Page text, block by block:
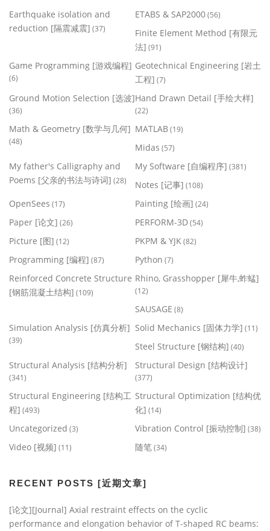
Earthquake isolation and
reduction [隔震减震] (37)
ETABS & SAP2000(56)
Finite Element Method [有限元
法] (91)
Game Programming [游戏编程]
(6)
Geotechnical Engineering [岩土
工程] (7)
Ground Motion Selection [选波]
(36)
Hand Drawn Detail [手绘大样]
(22)
Math & Geometry [数学与几何]
(48)
MATLAB(19)
Midas (57)
My father's Calligraphy and
Poems [父亲的书法与诗词] (28)
My Software [自编程序] (381)
Notes [记事] (108)
OpenSees (17) Painting [绘画] (24)
Paper [论文] (26) PERFORM-3D(54)
Picture [图] (12) PKPM & YJK(82)
Programming [编程] (87) Python (7)
Reinforced Concrete Structure
[钢筋混凝土结构] (109)
Rhino, Grasshopper [犀牛,蚱蜢]
(12)
SAUSAGE (8)
Simulation Analysis [仿真分析]
(39)
Solid Mechanics [固体力学] (11)
Steel Structure [钢结构] (40)
Structural Analysis [结构分析]
(341)
Structural Design [结构设计]
(377)
Structural Engineering [结构工
程] (493)
Structural Optimization [结构优
化] (14)
Uncategorized (3) Vibration Control [振动控制] (38)
Video [视频] (11) 随笔(34)
RECENT POSTS [近期文章]
[论文][Journal] Axial restraint effects on the cyclic
performance and elongation behavior of T-shaped RC beams: